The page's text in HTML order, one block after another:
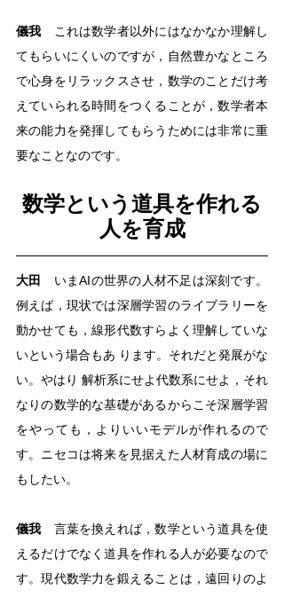
儀我 これは数学者以外にはなかなか理解し
てもらいにくいのですが，自然豊かなところ
で心身をリラックスさせ，数学のことだけ考
えていられる時間をつくることが，数学者本
来の能力を発揮してもらうためには非常に重
要なことなのです。
数学という道具を作れる
人を育成
大田
いまAIの世界の人材不足は深刻です。
例えば，現状では深層学習のライブラリーを
動かせても，線形代数すらよく理解していな
いという場合もあ ります。それだと発展がな
い。やはり 解析系にせよ代数系にせよ，それ
なりの数学的な基礎があるからこそ深層学習
をやっても，よりいいモデルが作れるので
す。ニセコは将来を見据えた人材育成の場に
もしたい。
儀我 言葉を換えれば，数学という道具を使
えるだけでなく道具を作れる人が必要なので
す。現代数学力を鍛えることは，遠回りのよ